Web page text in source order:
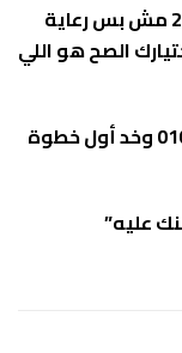
2026 مش بس رعاية
الصح هو اللي
كلم ميرسي كير النهاردة على 01001177703 وخد أول خطوة
عليه”